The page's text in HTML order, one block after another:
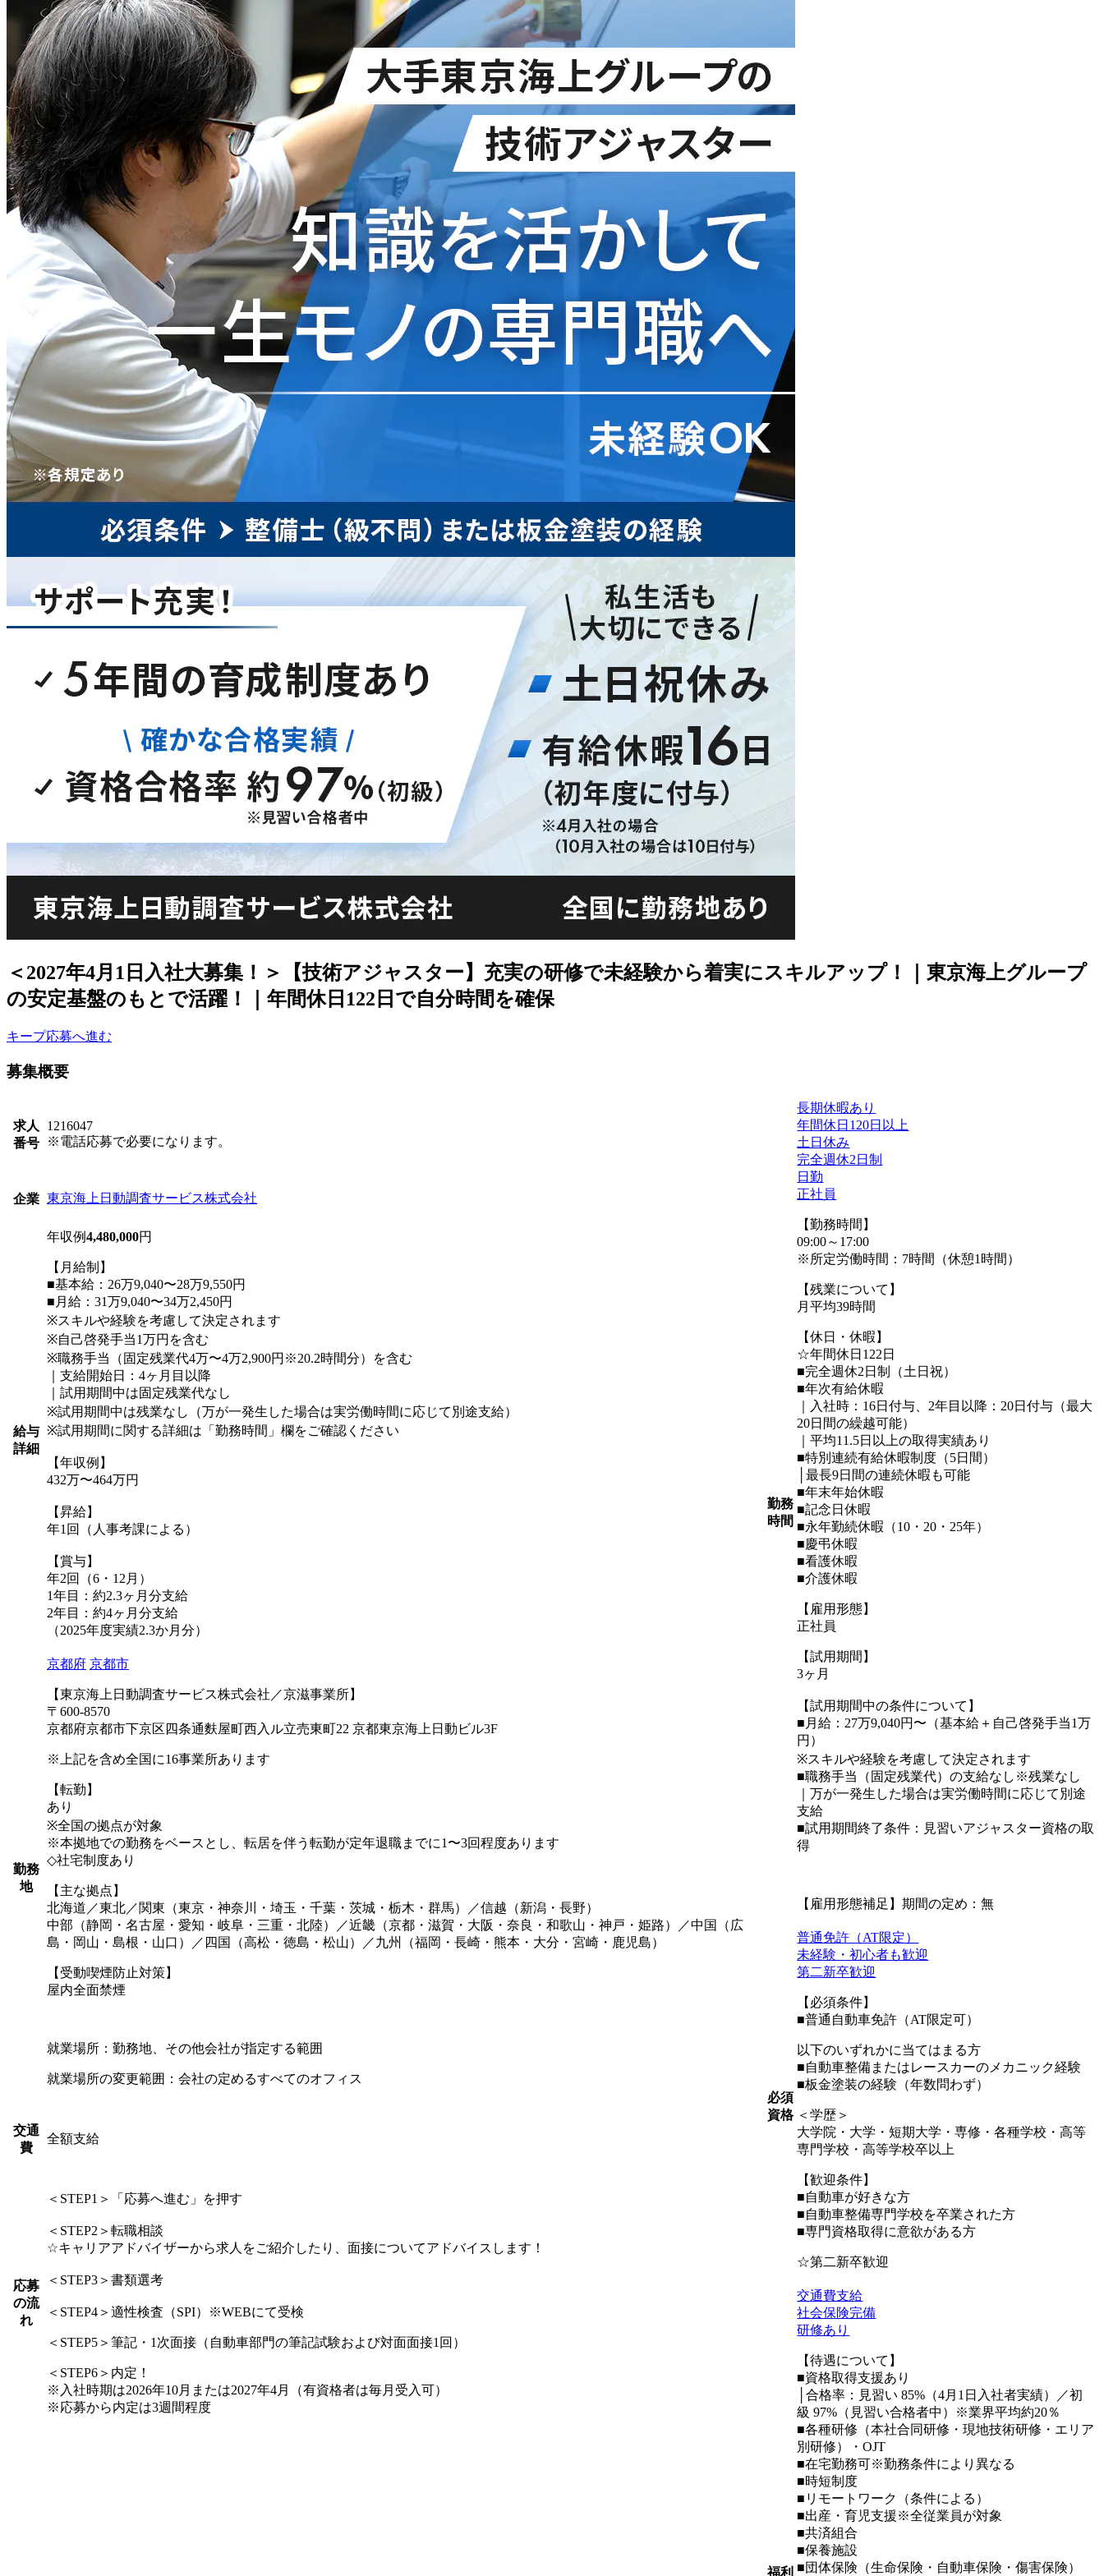
＜2027年4月1日入社大募集！＞【技術アジャスター】充実の研修で未経験から着実にスキルアップ！｜東京海上グループ
の安定基盤のもとで活躍！｜年間休日122日で自分時間を確保
キープ応募へ進む
募集概要
求人
番号
1216047
※電話応募で必要になります。
企業 東京海上日動調査サービス株式会社
給与
詳細
年収例4,480,000円
【月給制】
■基本給：26万9,040〜28万9,550円
■月給：31万9,040〜34万2,450円
※スキルや経験を考慮して決定されます
※自己啓発手当1万円を含む
※職務手当（固定残業代4万〜4万2,900円※20.2時間分）を含む
｜支給開始日：4ヶ月目以降
｜試用期間中は固定残業代なし
※試用期間中は残業なし（万が一発生した場合は実労働時間に応じて別途支給）
※試用期間に関する詳細は「勤務時間」欄をご確認ください
【年収例】
432万〜464万円
【昇給】
年1回（人事考課による）
【賞与】
年2回（6・12月）
1年目：約2.3ヶ月分支給
2年目：約4ヶ月分支給
（2025年度実績2.3か⽉分）
勤務
地
京都府 京都市
【東京海上日動調査サービス株式会社／京滋事業所】
〒600-8570
京都府京都市下京区四条通麩屋町西入ル立売東町22 京都東京海上日動ビル3F
※上記を含め全国に16事業所あります
【転勤】
あり
※全国の拠点が対象
※本拠地での勤務をベースとし、転居を伴う転勤が定年退職までに1〜3回程度あります
◇社宅制度あり
【主な拠点】
北海道／東北／関東（東京・神奈川・埼玉・千葉・茨城・栃木・群馬）／信越（新潟・長野）
中部（静岡・名古屋・愛知・岐阜・三重・北陸）／近畿（京都・滋賀・大阪・奈良・和歌山・神戸・姫路）／中国（広
島・岡山・島根・山口）／四国（高松・徳島・松山）／九州（福岡・長崎・熊本・大分・宮崎・鹿児島）
【受動喫煙防止対策】
屋内全面禁煙
就業場所：勤務地、その他会社が指定する範囲
就業場所の変更範囲：会社の定めるすべてのオフィス
交通
費
全額支給
応募
の流
れ
＜STEP1＞「応募へ進む」を押す
＜STEP2＞転職相談
☆キャリアアドバイザーから求人をご紹介したり、面接についてアドバイスします！
＜STEP3＞書類選考
＜STEP4＞適性検査（SPI）※WEBにて受検
＜STEP5＞筆記・1次面接（自動車部門の筆記試験および対面面接1回）
＜STEP6＞内定！
※入社時期は2026年10月または2027年4月（有資格者は毎月受入可）
※応募から内定は3週間程度
勤務
時間
長期休暇あり
年間休日120日以上
土日休み
完全週休2日制
日勤
正社員
【勤務時間】
09:00～17:00
※所定労働時間：7時間（休憩1時間）
【残業について】
月平均39時間
【休日・休暇】
☆年間休日122日
■完全週休2日制（土日祝）
■年次有給休暇
｜入社時：16日付与、2年⽬以降：20⽇付与（最⼤
20⽇間の繰越可能）
｜平均11.5日以上の取得実績あり
■特別連続有給休暇制度（5日間）
│最長9日間の連続休暇も可能
■年末年始休暇
■記念日休暇
■永年勤続休暇（10・20・25年）
■慶弔休暇
■看護休暇
■介護休暇
【雇用形態】
正社員
【試用期間】
3ヶ月
【試用期間中の条件について】
■月給：27万9,040円〜（基本給＋自己啓発手当1万
円）
※スキルや経験を考慮して決定されます
■職務手当（固定残業代）の支給なし※残業なし
｜万が一発生した場合は実労働時間に応じて別途
支給
■試用期間終了条件：見習いアジャスター資格の取
得
【雇用形態補足】期間の定め：無
必須
資格
普通免許（AT限定）
未経験・初心者も歓迎
第二新卒歓迎
【必須条件】
■普通自動車免許（AT限定可）
以下のいずれかに当てはまる方
■自動車整備またはレースカーのメカニック経験
■板金塗装の経験（年数問わず）
＜学歴＞
大学院・大学・短期大学・専修・各種学校・高等
専門学校・高等学校卒以上
【歓迎条件】
■自動車が好きな方
■自動車整備専門学校を卒業された方
■専門資格取得に意欲がある方
☆第二新卒歓迎
福利
交通費支給
社会保険完備
研修あり
【待遇について】
■資格取得支援あり
│合格率：見習い 85%（4月1日入社者実績）／初
級 97%（見習い合格者中）※業界平均約20％
■各種研修（本社合同研修・現地技術研修・エリア
別研修）・OJT
■在宅勤務可※勤務条件により異なる
■時短制度
■リモートワーク（条件による）
■出産・育児支援※全従業員が対象
■共済組合
■保養施設
■団体保険（生命保険・自動車保険・傷害保険）